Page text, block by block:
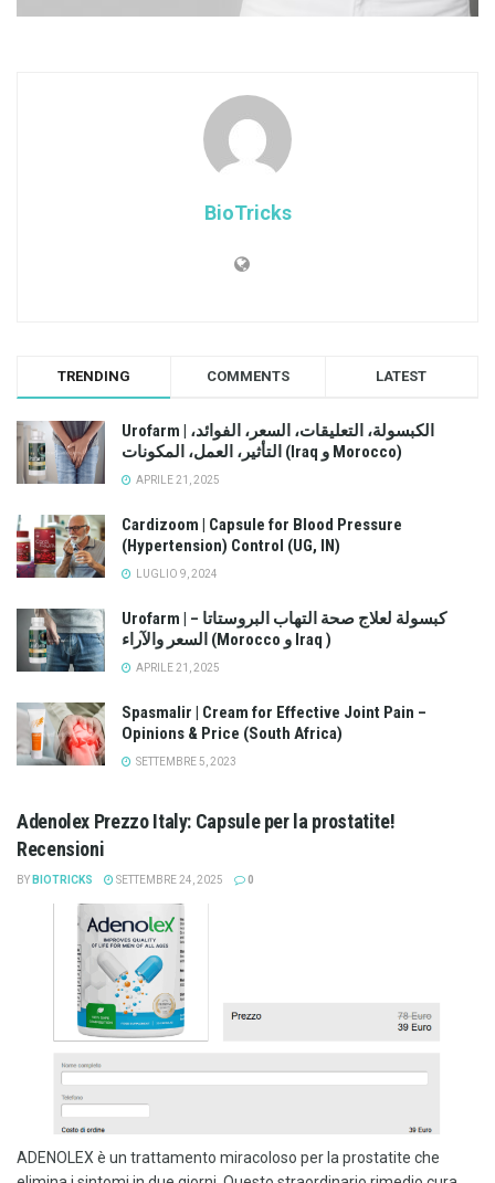
BioTricks
TRENDING COMMENTS LATEST
Urofarm | الكبسولة، التعليقات، السعر، الفوائد،
التأثير، العمل، المكونات (Iraq و Morocco)
APRILE 21, 2025
Cardizoom | Capsule for Blood Pressure
(Hypertension) Control (UG, IN)
LUGLIO 9, 2024
Urofarm | كبسولة لعلاج صحة التهاب البروستاتا –
السعر والآراء (Morocco و Iraq )
APRILE 21, 2025
Spasmalir | Cream for Effective Joint Pain –
Opinions & Price (South Africa)
SETTEMBRE 5, 2023
Adenolex Prezzo Italy: Capsule per la prostatite!
Recensioni
BY BIOTRICKS SETTEMBRE 24, 2025 0
ADENOLEX è un trattamento miracoloso per la prostatite che